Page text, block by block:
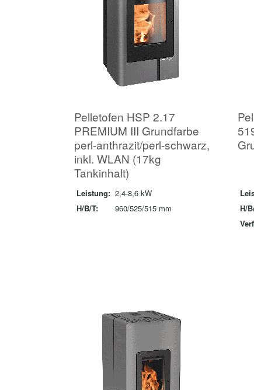
Pelletofen HSP 2.17
PREMIUM III Grundfarbe
perl-anthrazit/perl-schwarz,
inkl. WLAN (17kg
Tankinhalt)
Leistung: 2,4-8,6 kW
H/B/T:
960/525/515 mm
H/